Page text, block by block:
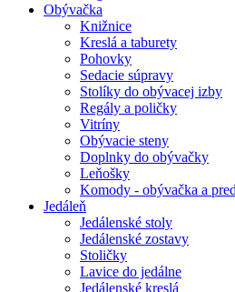
Obývačka
Knižnice
Kreslá a taburety
Pohovky
Sedacie súpravy
Stolíky do obývacej izby
Regály a poličky
Vitríny
Obývacie steny
Doplnky do obývačky
Leňošky
Komody - obývačka a
Jedáleň
Jedálenské stoly
Jedálenské zostavy
Stoličky
Lavice do jedálne
Jedálenské kreslá